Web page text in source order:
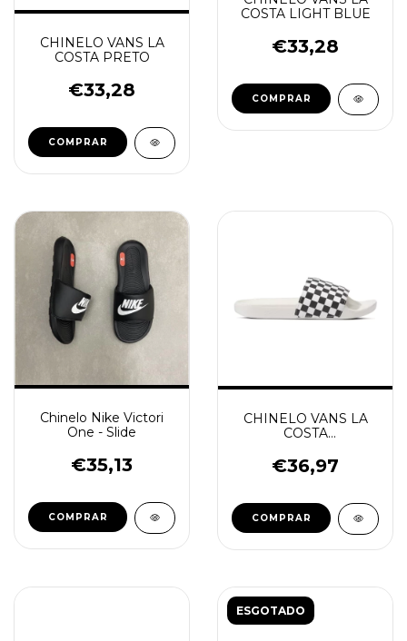
CHINELO VANS LA
COSTA PRETO
€33,28
COMPRAR
COSTA LIGHT BLUE
€33,28
COMPRAR
Chinelo Nike Victori
One - Slide
€35,13
COMPRAR
CHINELO VANS LA
COSTA
MARSHMALLOW
€36,97
COMPRAR
ESGOTADO